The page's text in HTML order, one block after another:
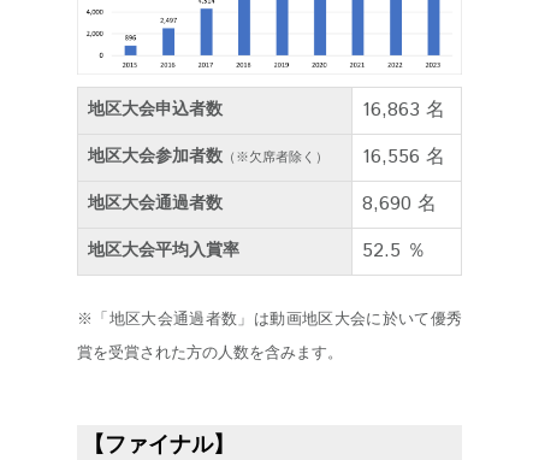
地区大会申込者数 16,863 名
地区大会参加者数 （※欠席者除く） 16,556 名
地区大会通過者数 8,690 名
地区大会平均入賞率 52.5 ％
※「地区大会通過者数」は動画地区大会に於いて優秀
賞を受賞された方の人数を含みます。
【ファイナル】